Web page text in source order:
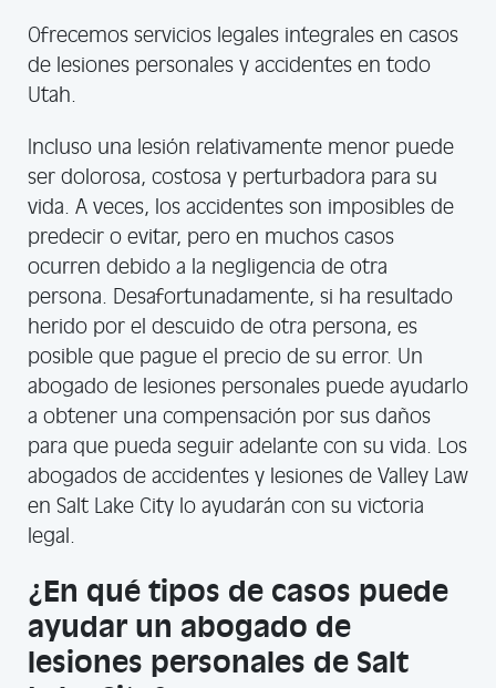
Ofrecemos servicios legales integrales en casos
de lesiones personales y accidentes en todo
Utah.
Incluso una lesión relativamente menor puede
ser dolorosa, costosa y perturbadora para su
vida. A veces, los accidentes son imposibles de
predecir o evitar, pero en muchos casos
ocurren debido a la negligencia de otra
persona. Desafortunadamente, si ha resultado
herido por el descuido de otra persona, es
posible que pague el precio de su error. Un
abogado de lesiones personales puede ayudarlo
a obtener una compensación por sus daños
para que pueda seguir adelante con su vida. Los
abogados de accidentes y lesiones de Valley Law
en Salt Lake City lo ayudarán con su victoria
legal.
¿En qué tipos de casos puede
ayudar un abogado de
lesiones personales de Salt